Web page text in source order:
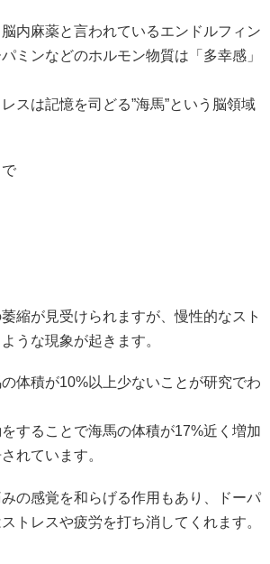
内麻薬と言われているエンドルフィン
ミンなどのホルモン物質は「多幸感」
スは記憶を司どる”海馬”という脳領域
縮が見受けられますが、慢性的なスト
うな現象が起きます。
体積が10%以上少ないことが研究でわ
することで海馬の体積が17%近く増加
れています。
の感覚を和らげる作用もあり、ドーパ
トレスや疲労を打ち消してくれます。